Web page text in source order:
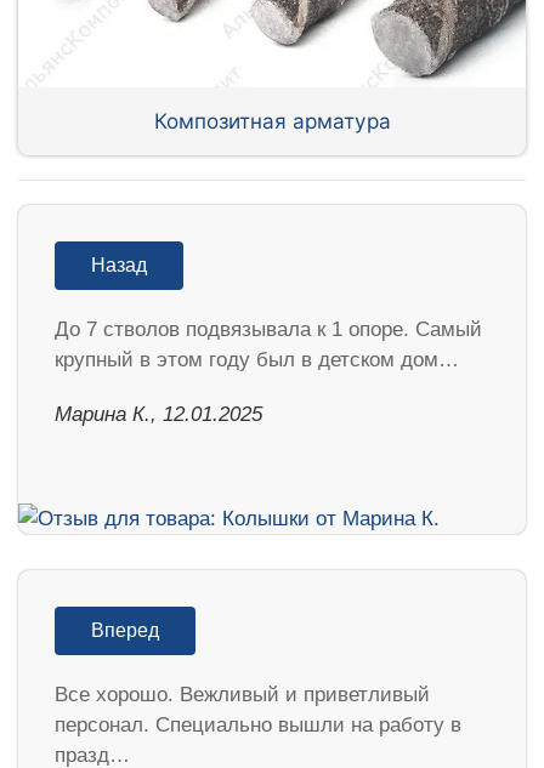
Композитная арматура
Назад
До 7 стволов подвязывала к 1 опоре. Самый
крупный в этом году был в детском дом…
Марина К., 12.01.2025
Вперед
Все хорошо. Вежливый и приветливый
персонал. Специально вышли на работу в
празд…